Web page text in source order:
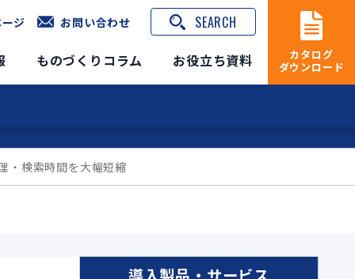
ジ お問い合わせ SEARCH
ものづくりコラム お役立ち資料
カタログ
ダウンロード
・検索時間を大幅短縮